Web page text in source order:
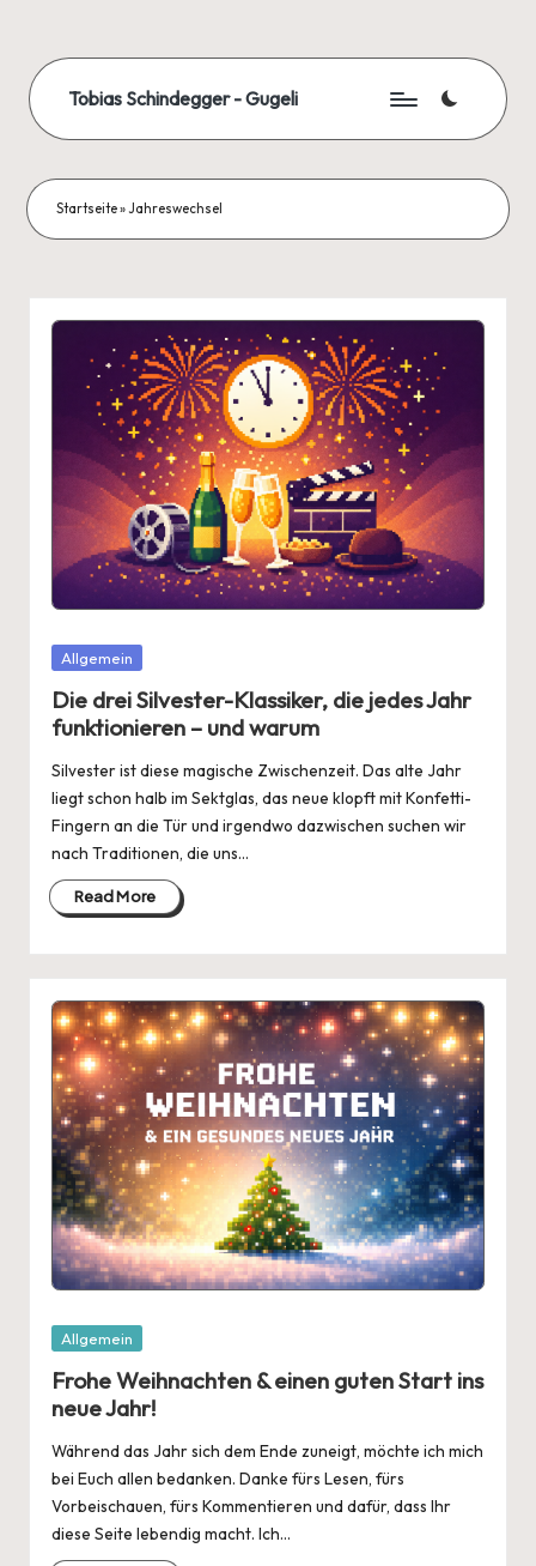
content
Tobias Schindegger - Gugeli
Startseite»Jahreswechsel
Posted
Allgemein
Die drei Silvester-Klassiker, die jedes Jahr
funktionieren – und warum
Silvester ist diese magische Zwischenzeit. Das alte Jahr
liegt schon halb im Sektglas, das neue klopft mit Konfetti-
Fingern an die Tür und irgendwo dazwischen suchen wir
nach Traditionen, die uns…
Read More
Posted
Allgemein
Frohe Weihnachten & einen guten Start ins
neue Jahr!
Während das Jahr sich dem Ende zuneigt, möchte ich mich
bei Euch allen bedanken. Danke fürs Lesen, fürs
Vorbeischauen, fürs Kommentieren und dafür, dass Ihr
diese Seite lebendig macht. Ich…